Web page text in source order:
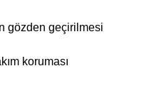
gözden geçirilmesi
koruması